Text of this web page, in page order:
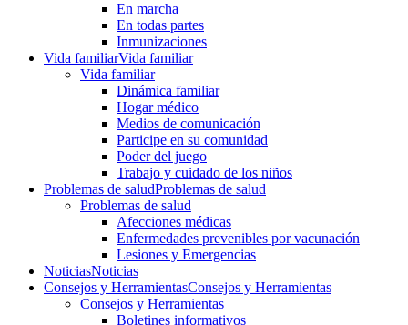
En marcha
En todas partes
Inmunizaciones
Vida familiarVida familiar
Vida familiar
Dinámica familiar
Hogar médico
Medios de comunicación
Participe en su comunidad
Poder del juego
Trabajo y cuidado de los niños
Problemas de saludProblemas de salud
Problemas de salud
Afecciones médicas
Enfermedades prevenibles por vacunación
Lesiones y Emergencias
NoticiasNoticias
Consejos y HerramientasConsejos y Herramientas
Consejos y Herramientas
Boletines informativos